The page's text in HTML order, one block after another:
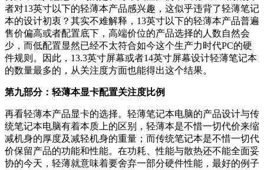
者对13英寸以下的轻薄本产品感兴趣，这似乎违背了轻薄笔记
本的设计初衷？其实不难解释，13英寸以下的轻薄本产品普遍
售价偏高或者配置底下，高端价位的产品选择的人数自然会
少，而低配置显然已经不太符合如今这个生产力时代PC的硬
件规则。因此，13.3英寸屏幕或者14英寸屏幕设计轻薄笔记本
的数量最多的，从关注度方面也能得出这个结果。
第九部分：轻薄本显卡配置关注度比例
再看轻薄本产品显卡的选择。轻薄笔记本电脑的产品设计与传
统笔记本电脑有着本质上的区别，轻薄本是不惜一切代价来缩
减机身的厚度及减轻机身的重量；而传统笔记本是不惜一切代
价保留产品的功能和性能。在功耗、性能与散热还不能全面妥
协的今天，轻薄就意味着要舍弃一部分硬件性能，最好的例子